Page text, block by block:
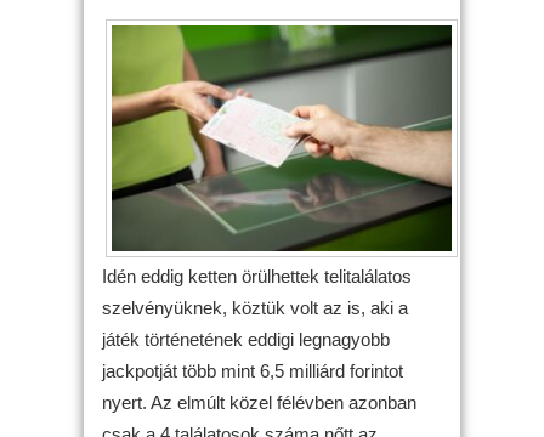
Idén eddig ketten örülhettek telitalálatos
szelvényüknek, köztük volt az is, aki a
játék történetének eddigi legnagyobb
jackpotját több mint 6,5 milliárd forintot
nyert. Az elmúlt közel félévben azonban